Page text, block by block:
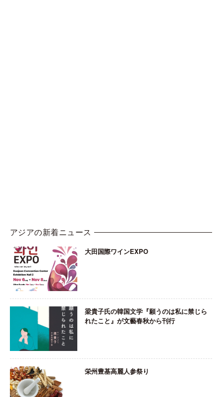
アジアの新着ニュース
大田国際ワインEXPO
梁貴子氏の韓国文学『願うのは私に禁じら
れたこと』が文藝春秋から刊行
栄州豊基高麗人参祭り